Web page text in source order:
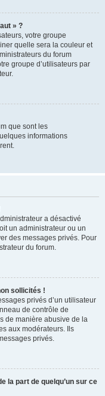
» ?
votre groupe
quelle sera la couleur et
du forum
groupe d’utilisateurs par
que sont les
informations
a désactivé
un administrateur ou un
des messages privés. Pour
du forum.
sollicités !
privés d’un utilisateur
de contrôle de
de manière abusive de la
aux modérateurs. Ils
privés.
la part de quelqu’un sur ce